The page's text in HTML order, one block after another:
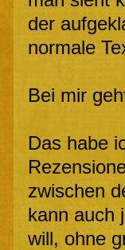
der
normale
Bei mir
Das habe
zwischen
kann auch
will, ohne